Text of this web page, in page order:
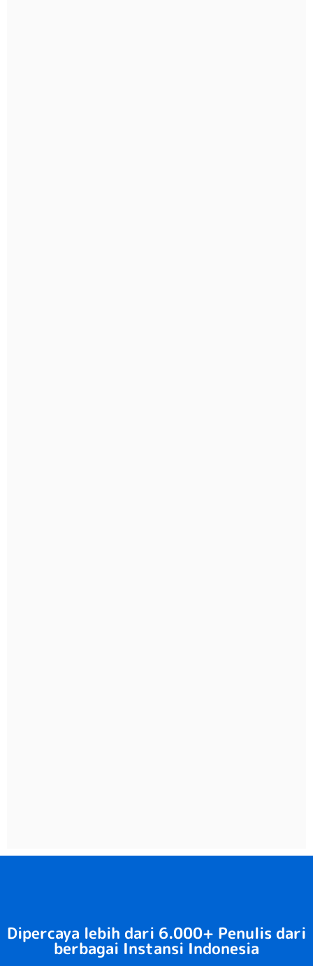
Dipercaya lebih dari 6.000+ Penulis dari
berbagai Instansi Indonesia